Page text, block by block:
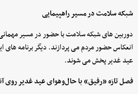
شبکه سلامت در مسیر راهپیمایی
انعکاس حضور مردم می پردازند. دیگر برنامه های
عید غدیر پخش می شوند.
فصل تازه «رفیق» با حال‌وهوای عید غدیر روی